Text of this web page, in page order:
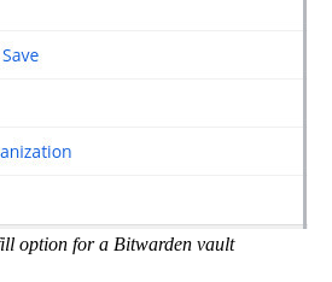
option for a Bitwarden vault